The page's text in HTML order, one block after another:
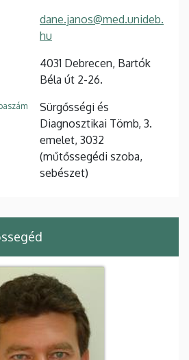
dane.janos@med.unideb.
hu
4031 Debrecen, Bartók
Béla út 2-26.
Sürgősségi és
Diagnosztikai Tömb, 3.
emelet, 3032
(műtőssegédi szoba,
sebészet)